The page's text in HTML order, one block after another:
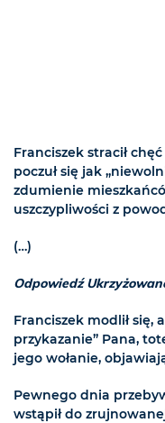
Franciszek stracił
poczuł się jak
zdumienie
uszczypliwości z
(…)
Odpowiedź
Franciszek modlił się,
przykazanie” Pana,
jego wołanie,
Pewnego dnia
wstąpił do